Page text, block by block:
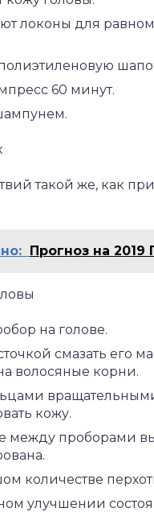
локоны для
60 минут.
такой же, как
Прогноз на 2019
на голове.
смазать его
волосяные корни.
кожу.
между проборами
количестве
улучшении